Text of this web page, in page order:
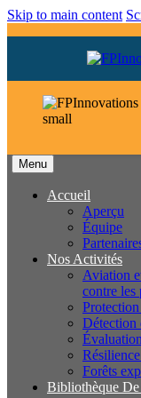
Skip to main content
Menu
Accueil
Aperçu
Équipe
Nos Activités
Aviation
contre les
Détection
Forêts
Bibliothèque De